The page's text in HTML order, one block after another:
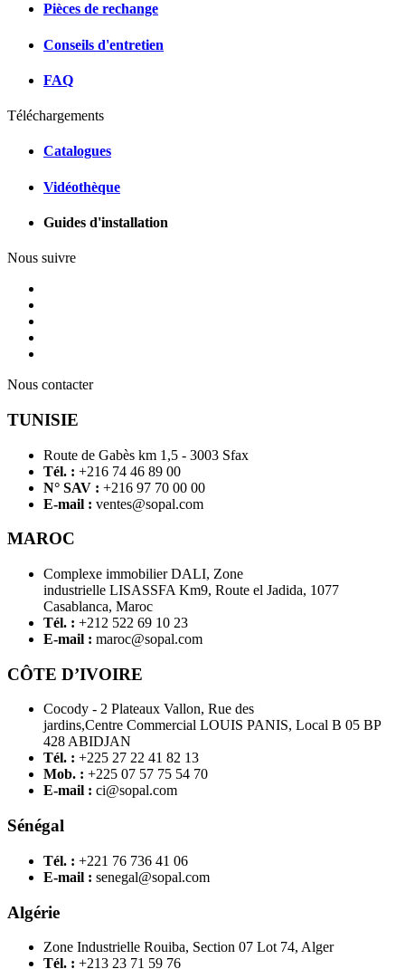
Pièces de rechange
Conseils d'entretien
FAQ
Téléchargements
Catalogues
Vidéothèque
Guides d'installation
Nous suivre
Nous contacter
TUNISIE
Route de Gabès km 1,5 - 3003 Sfax
Tél. : +216 74 46 89 00
N° SAV : +216 97 70 00 00
E-mail : ventes@sopal.com
MAROC
Complexe immobilier DALI, Zone
industrielle LISASSFA Km9, Route el Jadida, 1077
Casablanca, Maroc
Tél. : +212 522 69 10 23
E-mail : maroc@sopal.com
CÔTE D’IVOIRE
Cocody - 2 Plateaux Vallon, Rue des
jardins,Centre Commercial LOUIS PANIS, Local B 05 BP
428 ABIDJAN
Tél. : +225 27 22 41 82 13
Mob. : +225 07 57 75 54 70
E-mail : ci@sopal.com
Sénégal
Tél. : +221 76 736 41 06
E-mail : senegal@sopal.com
Algérie
Zone Industrielle Rouiba, Section 07 Lot 74, Alger
Tél. : +213 23 71 59 76